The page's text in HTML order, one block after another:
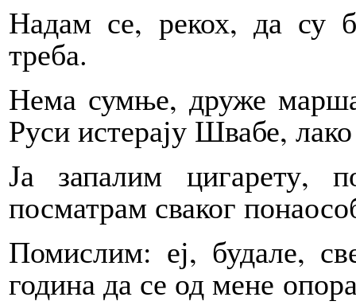
Надам се, рекох, да су
треба.
Нема сумње, друже
Руси истерају Швабе,
Ја запалим цигарету,
посматрам сваког
Помислим: еј, будале,
година да се од мене